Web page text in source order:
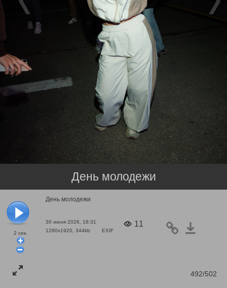
2 сек.
День молодежи
30 июня 2026, 18:31
1280x1920, 344kb
EXIF
11
492/502
День молодежи